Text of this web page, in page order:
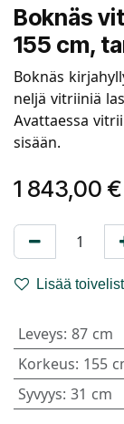
Boknäs
155 cm,
Boknäs
neljä vitriiniä
Avattaessa
sisään.
1 843,00 €
Lisää
Leveys: 87 cm
Korkeus: 155
Syvyys: 31 cm